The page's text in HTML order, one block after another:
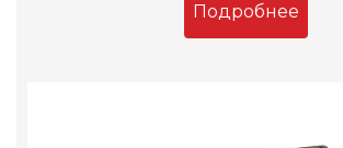
Подробнее